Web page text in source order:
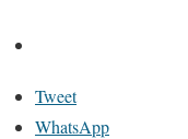
Tweet
WhatsApp